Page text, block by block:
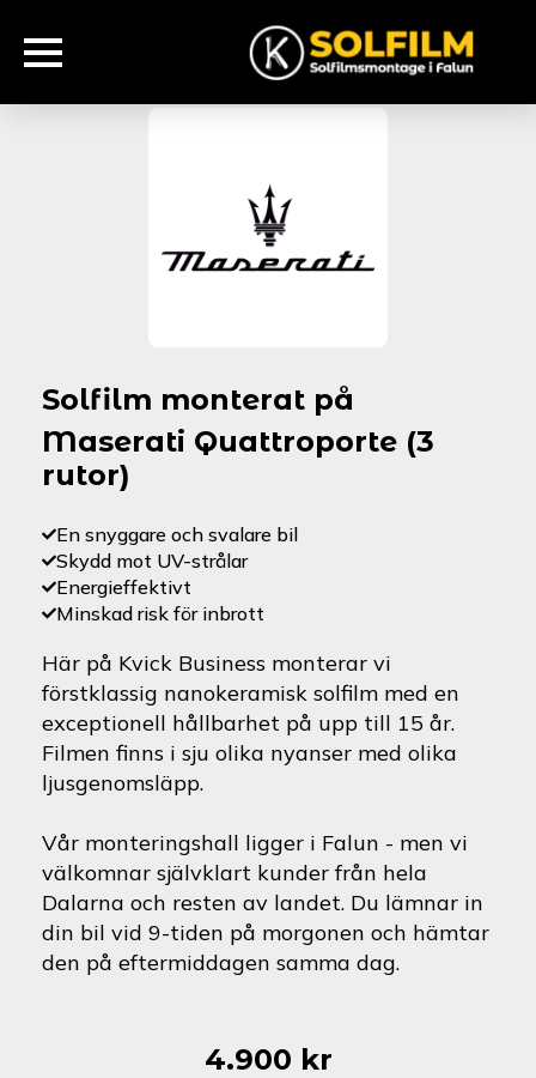
Solfilm monterat på
Maserati Quattroporte (3
rutor)
En snyggare och svalare bil
Skydd mot UV-strålar
Energieffektivt
Minskad risk för inbrott
Här på Kvick Business monterar vi
förstklassig nanokeramisk solfilm med en
exceptionell hållbarhet på upp till 15 år.
Filmen finns i sju olika nyanser med olika
ljusgenomsläpp.
Vår monteringshall ligger i Falun - men vi
välkomnar självklart kunder från hela
Dalarna och resten av landet. Du lämnar in
din bil vid 9-tiden på morgonen och hämtar
den på eftermiddagen samma dag.
4.900 kr